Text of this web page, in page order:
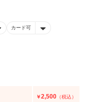
カード可
￥2,500 （税込）